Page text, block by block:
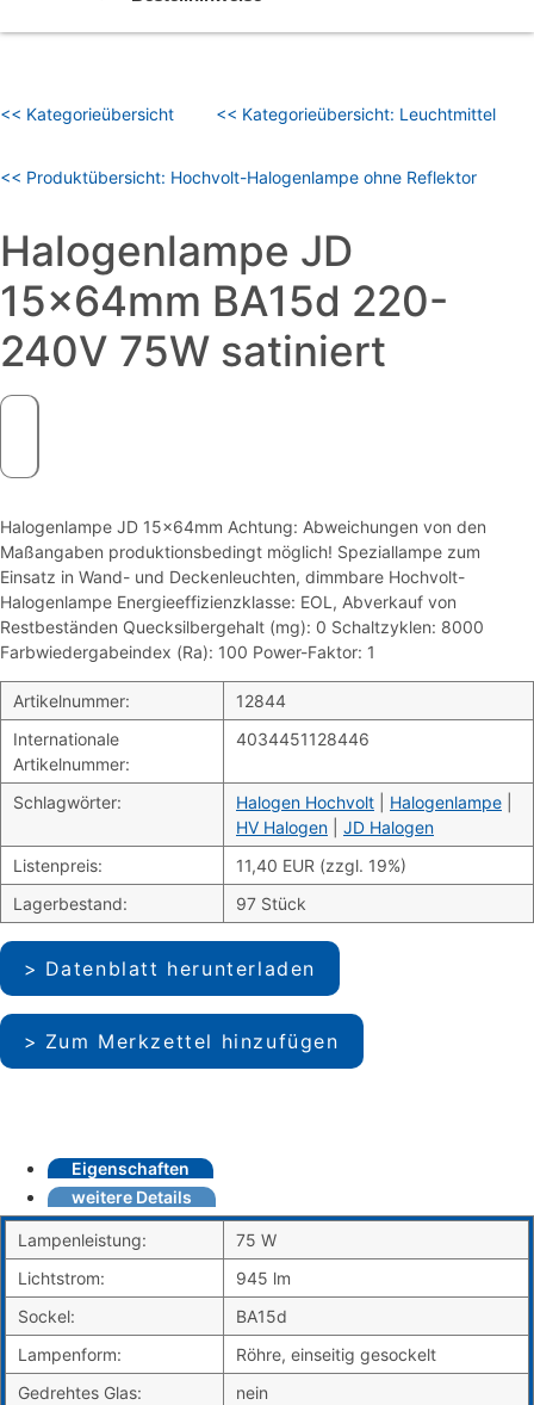
<< Kategorieübersicht << Kategorieübersicht: Leuchtmittel
<< Produktübersicht: Hochvolt-Halogenlampe ohne Reflektor
Halogenlampe JD
15x64mm BA15d 220-
240V 75W satiniert
Halogenlampe JD 15x64mm Achtung: Abweichungen von den
Maßangaben produktionsbedingt möglich! Speziallampe zum
Einsatz in Wand- und Deckenleuchten, dimmbare Hochvolt-
Halogenlampe Energieeffizienzklasse: EOL, Abverkauf von
Restbeständen Quecksilbergehalt (mg): 0 Schaltzyklen: 8000
Farbwiedergabeindex (Ra): 100 Power-Faktor: 1
Artikelnummer:
12844
Internationale
Artikelnummer:
4034451128446
Schlagwörter: Halogen Hochvolt Halogenlampe
HV Halogen
JD Halogen
Listenpreis:
11,40 EUR (zzgl. 19%)
Lagerbestand:
97 Stück
Datenblatt herunterladen
Zum Merkzettel hinzufügen
Eigenschaften
weitere Details
Lampenleistung:
75 W
Lichtstrom:
945 lm
Sockel:
BA15d
Lampenform:
Röhre, einseitig gesockelt
Gedrehtes Glas:
nein